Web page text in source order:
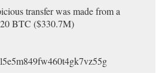
transfer was made from a
BTC ($330.7M)